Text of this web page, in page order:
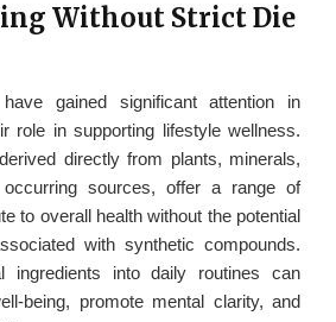
Without Strict Die
gained significant attention in
role in supporting lifestyle wellness.
directly from plants, minerals,
sources, offer a range of
to overall health without the potential
with synthetic compounds.
ingredients into daily routines can
being, promote mental clarity, and